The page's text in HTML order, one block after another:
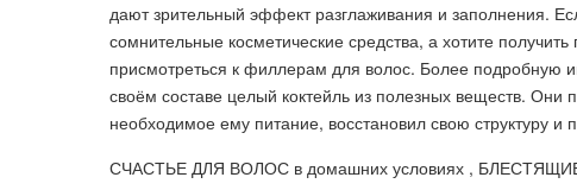
дают зрительный эффект разглаживания и заполнения.
сомнительные косметические средства, а хотите
присмотреться к филлерам для волос. Более подробную
своём составе целый коктейль из полезных веществ.
необходимое ему питание, восстановил свою структуру и
СЧАСТЬЕ ДЛЯ ВОЛОС в домашних условиях ,